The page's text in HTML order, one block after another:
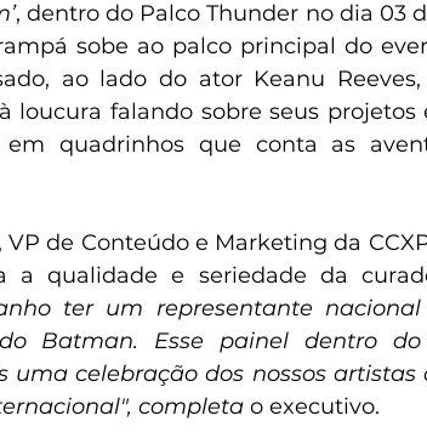
, dentro do Palco Thunder no dia 03
ao lado do ator Keanu
em quadrinhos que conta as
VP de Conteúdo e Marketing da
a qualidade e seriedade da
ter um representante
Batman. Esse painel dentro do
uma celebração dos nossos
completa o executivo.